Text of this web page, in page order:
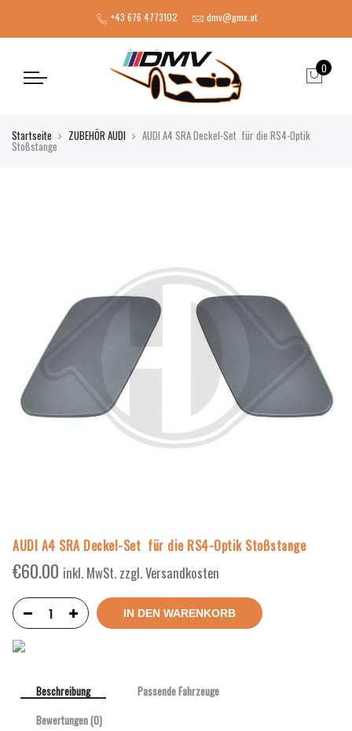
+43 676 4773102 dmv@gmx.at
0
Startseite ZUBEHÖR AUDI AUDI A4 SRA Deckel-Set für die RS4-Optik
Stoßstange
AUDI A4 SRA Deckel-Set für die RS4-Optik Stoßstange
€60.00 inkl. MwSt. zzgl. Versandkosten
IN DEN WARENKORB
Beschreibung
Passende Fahrzeuge
Bewertungen (0)